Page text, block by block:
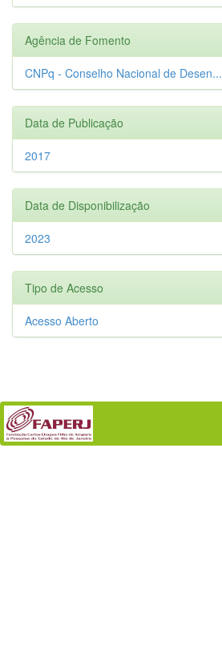
Agência de Fomento
CNPq - Conselho Nacional de Desen...
Data de Publicação
2017
Data de Disponibilização
2023
Tipo de Acesso
Acesso Aberto